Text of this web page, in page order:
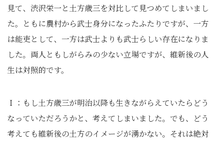
見て、渋沢栄一と土方歳三を対比して見つめてしまいまし
た。ともに農村から武士身分になったふたりですが、一方
は能吏として、一方は武士よりも武士らしい存在になりま
した。両人ともしがらみの少ない立場ですが、維新後の人
生は対照的です。
Ｉ：もし土方歳三が明治以降も生きながらえていたらどう
なっていただろうかと、考えてしまいました。でも、どう
考えても維新後の土方のイメージが湧かない。それは絶対